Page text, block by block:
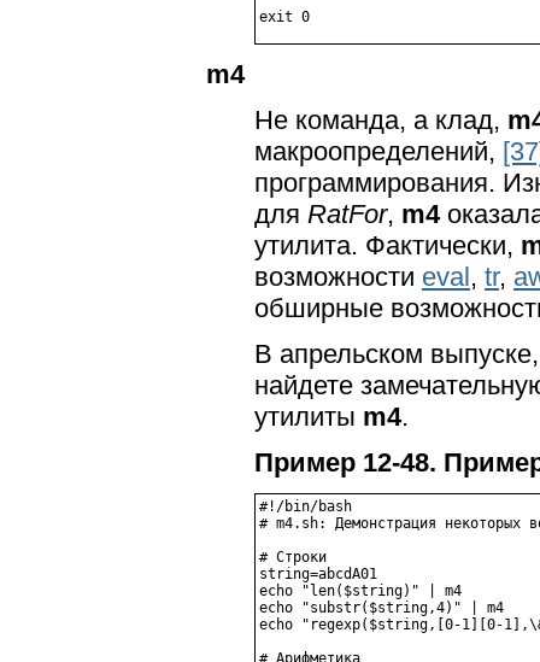
m4
Не команда, а клад,
макроопределений,
программирования.
для RatFor, m4
утилита. Фактически,
возможности eval, tr,
обширные
В апрельском
найдете
утилиты m4.
Пример 12-48.
#!/bin/bash
# m4.sh: Демонстрация некоторых
# Строки
string=abcdA01
echo "len($string)" | m4
echo "substr($string,4)" |
echo "regexp($string,[0-1][0-
# Арифметика